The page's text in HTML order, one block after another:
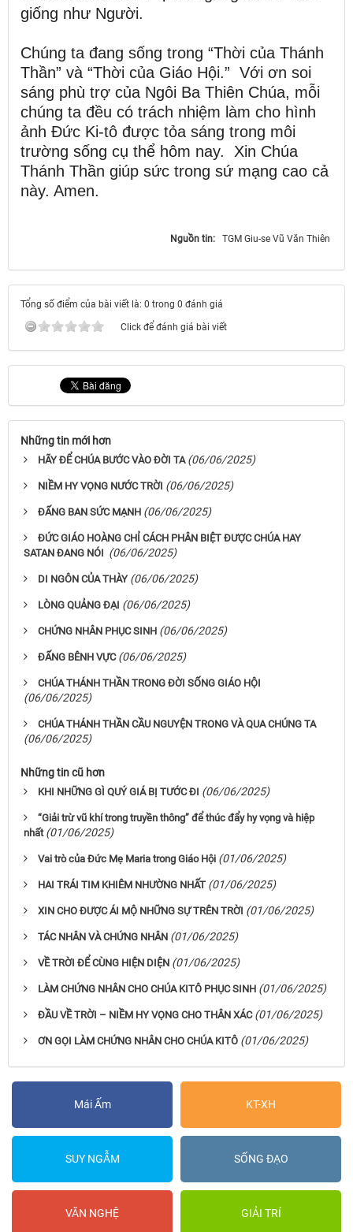
giống như Người.
Chúng ta đang sống trong “Thời của Thánh
Thần” và “Thời của Giáo Hội.” Với ơn soi
sáng phù trợ của Ngôi Ba Thiên Chúa, mỗi
chúng ta đều có trách nhiệm làm cho hình
ảnh Đức Ki-tô được tỏa sáng trong môi
trường sống cụ thể hôm nay. Xin Chúa
Thánh Thần giúp sức trong sứ mạng cao cả
này. Amen.
Nguồn tin: TGM Giu-se Vũ Văn Thiên ​​​​​​​
Tổng số điểm của bài viết là: 0 trong 0 đánh giá
Click để đánh giá bài viết
Những tin mới hơn
HÃY ĐỂ CHÚA BƯỚC VÀO ĐỜI TA (06/06/2025)
NIỀM HY VỌNG NƯỚC TRỜI (06/06/2025)
ĐẤNG BAN SỨC MẠNH (06/06/2025)
ĐỨC GIÁO HOÀNG CHỈ CÁCH PHÂN BIỆT ĐƯỢC CHÚA HAY
SATAN ĐANG NÓI (06/06/2025)
DI NGÔN CỦA THÀY (06/06/2025)
LÒNG QUẢNG ĐẠI (06/06/2025)
CHỨNG NHÂN PHỤC SINH (06/06/2025)
ĐẤNG BÊNH VỰC (06/06/2025)
CHÚA THÁNH THẦN TRONG ĐỜI SỐNG GIÁO HỘI
(06/06/2025)
CHÚA THÁNH THẦN CẦU NGUYỆN TRONG VÀ QUA CHÚNG TA
(06/06/2025)
Những tin cũ hơn
KHI NHỮNG GÌ QUÝ GIÁ BỊ TƯỚC ĐI (06/06/2025)
“Giải trừ vũ khí trong truyền thông” để thúc đẩy hy vọng và hiệp
nhất (01/06/2025)
Vai trò của Đức Mẹ Maria trong Giáo Hội (01/06/2025)
HAI TRÁI TIM KHIÊM NHƯỜNG NHẤT (01/06/2025)
XIN CHO ĐƯỢC ÁI MỘ NHỮNG SỰ TRÊN TRỜI (01/06/2025)
TÁC NHÂN VÀ CHỨNG NHÂN (01/06/2025)
VỀ TRỜI ĐỂ CÙNG HIỆN DIỆN (01/06/2025)
LÀM CHỨNG NHÂN CHO CHÚA KITÔ PHỤC SINH (01/06/2025)
ĐẦU VỀ TRỜI – NIỀM HY VỌNG CHO THÂN XÁC (01/06/2025)
ƠN GỌI LÀM CHỨNG NHÂN CHO CHÚA KITÔ (01/06/2025)
Mái Ấm KT-XH
SUY NGẪM SỐNG ĐẠO
VĂN NGHỆ GIẢI TRÍ